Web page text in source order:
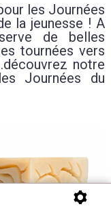
les Journées
la jeunesse ! A
de belles
tournées vers
notre
Journées du